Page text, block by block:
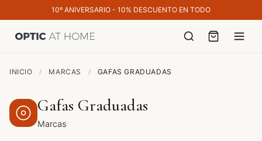
10º ANIVERSARIO - 10% DESCUENTO EN TODO
INICIO / MARCAS / GAFAS GRADUADAS
Gafas Graduadas
Marcas